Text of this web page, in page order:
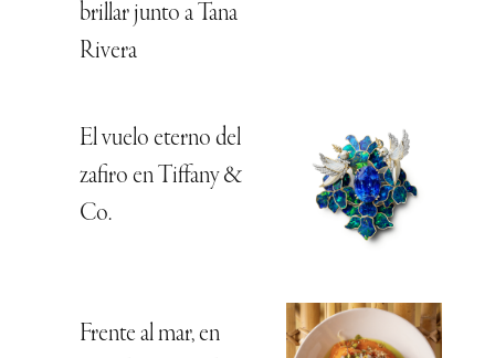
brillar junto a Tana
Rivera
El vuelo eterno del
zafiro en Tiffany &
Co.
Frente al mar, en